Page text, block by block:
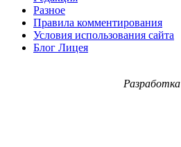
Разное
Правила комментирования
Условия использования сайта
Блог Лицея
Разработка